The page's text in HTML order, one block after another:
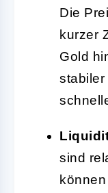
Die
kurzer
Gold
stabiler
sind